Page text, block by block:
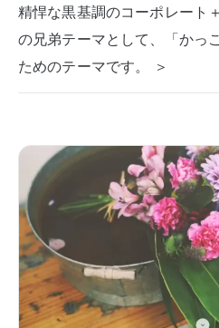
精悍な黒基調のコーポレート
の兄弟テーマとして、「かっ
ためのテーマです。 ＞